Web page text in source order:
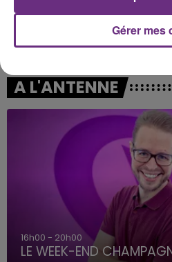
TEDDY SWIMS
Mr Know It All
A L'ANTENNE
16h00 - 20h00
LE WEEK-END
Gérer mes